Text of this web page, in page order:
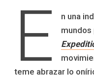
E
n una
teme abrazar lo